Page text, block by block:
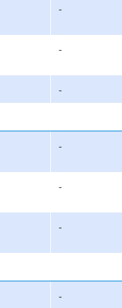
-
-
-
-
-
-
-